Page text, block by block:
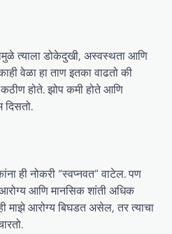
त्याला डोकेदुखी, अस्वस्थता आणि
वेळा हा ताण इतका वाढतो की
कठीण होते. झोप कमी होते आणि
दिसतो.
ही नोकरी “स्वप्नवत” वाटेल. पण
आरोग्य आणि मानसिक शांती अधिक
माझे आरोग्य बिघडत असेल, तर त्याचा